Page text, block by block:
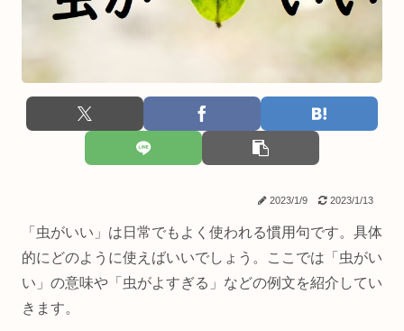
2023/1/9 2023/1/13
「虫がいい」は日常でもよく使われる慣用句です。具体
的にどのように使えばいいでしょう。ここでは「虫がい
い」の意味や「虫がよすぎる」などの例文を紹介してい
きます。